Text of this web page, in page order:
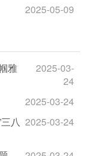
2025-05-09
雅
2025-03-
24
2025-03-24
八 2025-03-24